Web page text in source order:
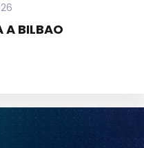
A BILBAO